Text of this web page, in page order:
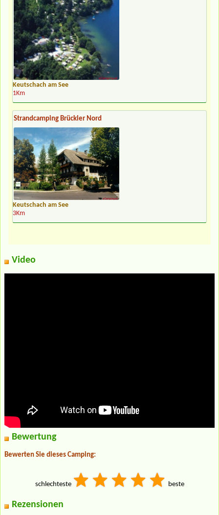
Keutschach am See
1Km
Strandcamping Brückler Nord
Keutschach am See
3Km
Video
Bewertung
Bewerten Sie dieses Camping:
schlechteste beste
Rezensionen